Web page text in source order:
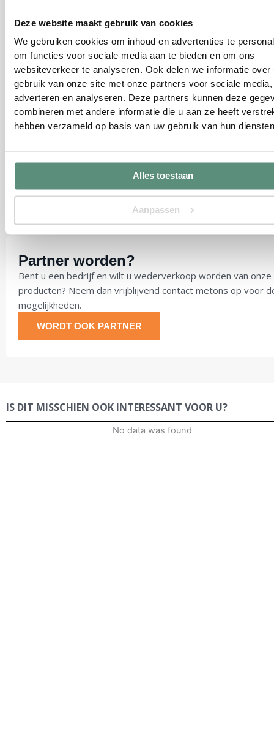
Deze website maakt gebruik van cookies
We gebruiken cookies om inhoud en advertenties te
om functies voor sociale media aan te bieden en om ons
websiteverkeer te analyseren. Ook delen we informatie over
gebruik van onze site met onze partners voor sociale media,
adverteren en analyseren. Deze partners kunnen deze
combineren met andere informatie die u aan ze heeft
hebben verzameld op basis van uw gebruik van hun
Alles toestaan
Aanpassen
Kunnen wij u helpen?
Bel met onze klantenservice:
+31641931129
Ma-di-wo-do-vr 09.00-16:30
Lunchpauze van 12.00-13.00
Partner worden?
Bent u een bedrijf en wilt u wederverkoop worden van onze
producten? Neem dan vrijblijvend contact metons op voor
mogelijkheden.
WORDT OOK PARTNER
IS DIT MISSCHIEN OOK INTERESSANT VOOR U?
No data was found